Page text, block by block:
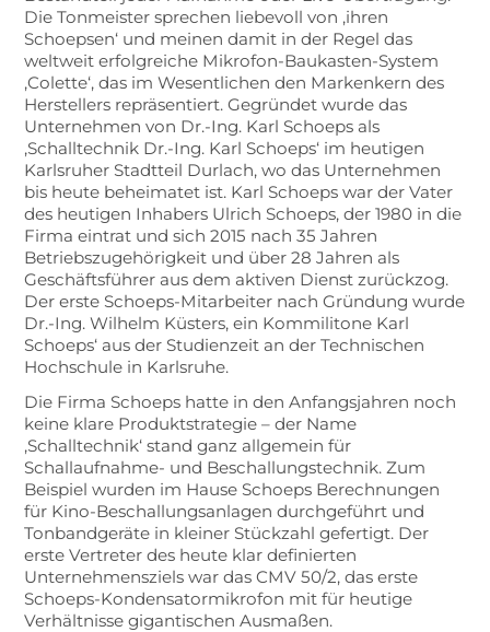
Die Tonmeister sprechen liebevoll von ‚ihren
Schoepsen‘ und meinen damit in der Regel das
weltweit erfolgreiche Mikrofon-Baukasten-System
‚Colette‘, das im Wesentlichen den Markenkern des
Herstellers repräsentiert. Gegründet wurde das
Unternehmen von Dr.-Ing. Karl Schoeps als
‚Schalltechnik Dr.-Ing. Karl Schoeps‘ im heutigen
Karlsruher Stadtteil Durlach, wo das Unternehmen
bis heute beheimatet ist. Karl Schoeps war der Vater
des heutigen Inhabers Ulrich Schoeps, der 1980 in die
Firma eintrat und sich 2015 nach 35 Jahren
Betriebszugehörigkeit und über 28 Jahren als
Geschäftsführer aus dem aktiven Dienst zurückzog.
Der erste Schoeps-Mitarbeiter nach Gründung wurde
Dr.-Ing. Wilhelm Küsters, ein Kommilitone Karl
Schoeps‘ aus der Studienzeit an der Technischen
Hochschule in Karlsruhe.
Die Firma Schoeps hatte in den Anfangsjahren noch
keine klare Produktstrategie – der Name
‚Schalltechnik‘ stand ganz allgemein für
Schallaufnahme- und Beschallungstechnik. Zum
Beispiel wurden im Hause Schoeps Berechnungen
für Kino-Beschallungsanlagen durchgeführt und
Tonbandgeräte in kleiner Stückzahl gefertigt. Der
erste Vertreter des heute klar definierten
Unternehmensziels war das CMV 50/2, das erste
Schoeps-Kondensatormikrofon mit für heutige
Verhältnisse gigantischen Ausmaßen.